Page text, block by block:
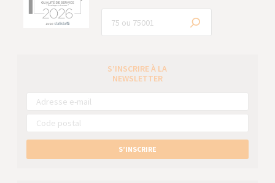
S’INSCRIRE À LA
NEWSLETTER
S’INSCRIRE